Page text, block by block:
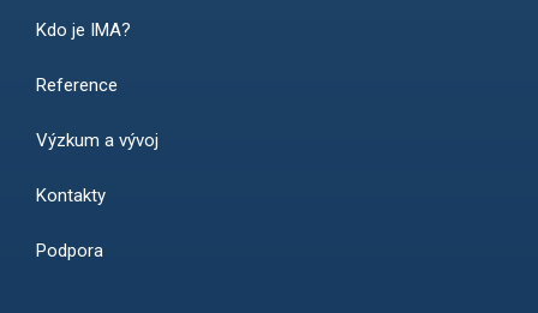
Kdo je IMA?
Reference
Výzkum a vývoj
Kontakty
Podpora